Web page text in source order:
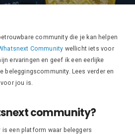
community die je kan helpen
Community wellicht iets voor
ervaringen en geef ik een eerlijke
beleggingscommunity. Lees verder en
jou is.
community?
is een platform waar beleggers